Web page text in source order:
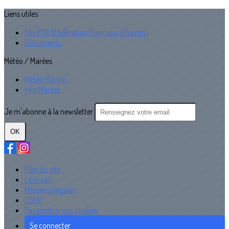
Liens utiles
Site FFA (Fédération Française d'Aviron)
Documents
Météo / Marées
Météo Marine
Info Marées
Je m'abonne à la newsletter
OK
Plan du site
Licences
Mentions légales
CGUV
Paramétrer vos cookies
Se connecter